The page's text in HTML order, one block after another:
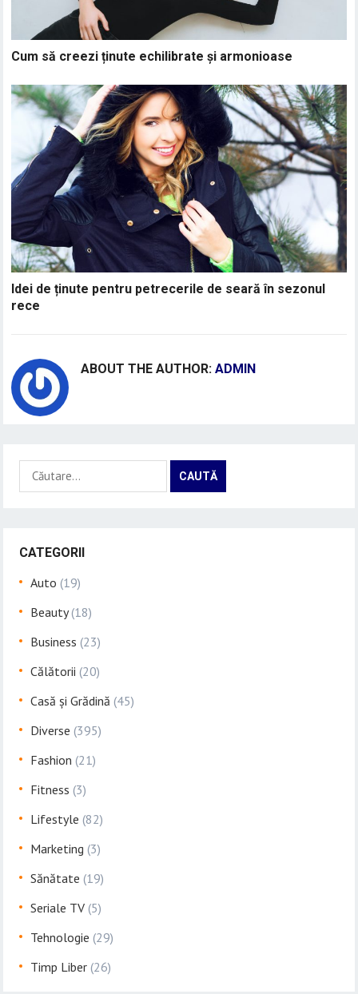
Cum să creezi ținute echilibrate și armonioase
Idei de ținute pentru petrecerile de seară în sezonul
rece
ABOUT THE AUTHOR:ADMIN
Caută
după:
CATEGORII
Auto (19)
Beauty(18)
Business (23)
Călătorii (20)
Casă și Grădină (45)
Diverse (395)
Fashion (21)
Fitness (3)
Lifestyle (82)
Marketing (3)
Sănătate (19)
Seriale TV (5)
Tehnologie (29)
Timp Liber (26)